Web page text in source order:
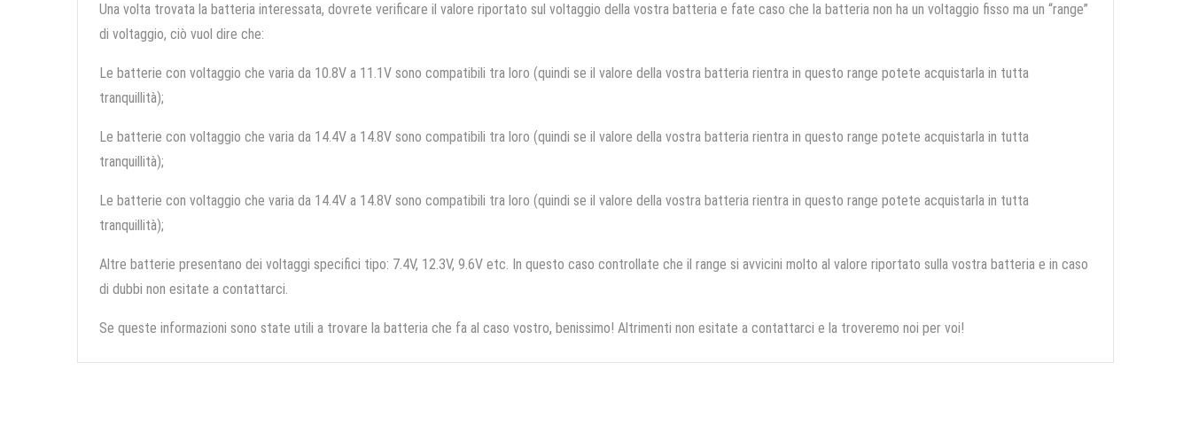
Una volta trovata la batteria interessata, dovrete verificare il valore riportato sul voltaggio della vostra batteria e fate caso che la batteria non ha un voltaggio fisso ma un “range”
di voltaggio, ciò vuol dire che:
Le batterie con voltaggio che varia da 10.8V a 11.1V sono compatibili tra loro (quindi se il valore della vostra batteria rientra in questo range potete acquistarla in tutta
tranquillità);
Le batterie con voltaggio che varia da 14.4V a 14.8V sono compatibili tra loro (quindi se il valore della vostra batteria rientra in questo range potete acquistarla in tutta
tranquillità);
Le batterie con voltaggio che varia da 14.4V a 14.8V sono compatibili tra loro (quindi se il valore della vostra batteria rientra in questo range potete acquistarla in tutta
tranquillità);
Altre batterie presentano dei voltaggi specifici tipo: 7.4V, 12.3V, 9.6V etc. In questo caso controllate che il range si avvicini molto al valore riportato sulla vostra batteria e in caso
di dubbi non esitate a contattarci.
Se queste informazioni sono state utili a trovare la batteria che fa al caso vostro, benissimo! Altrimenti non esitate a contattarci e la troveremo noi per voi!